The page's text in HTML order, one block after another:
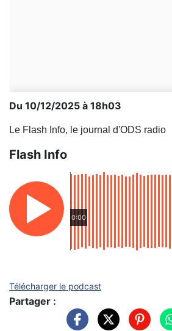
Du 10/12/2025 à 18h03
Le Flash Info, le journal d'ODS radio
Flash Info
0:00
Télécharger le podcast
Partager :